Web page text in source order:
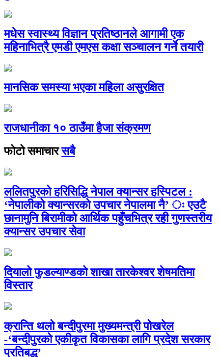
मधेस स्वास्थ्य विज्ञान प्रतिष्ठानले आगामी एक
महिनाभित्रै एमडी एमएस कक्षा सञ्चालन गर्ने तयारी
मानसिक समस्या भएका महिला असुरक्षित
राजधानीका १० ठाउँमा हैजा संक्रमण
फोटो समाचारसबै
ललितपुरको हरिसिद्धि नेपाल क्यान्सर हस्पिटल :
‘नेपालीको क्यान्सरको उपचार नेपालमा नै’ ः एउटै
छानामुनि बिरामीको आर्थिक पहुँचभित्र रही गुणस्तरीय
क्यान्सर उपचार सेवा
दियालो फुडल्याण्डको शाखा तारकेश्वर शेषमतिमा
विस्तार
क्रान्ति थलो बन्दीपुरमा मुख्यमन्त्री पोखरेल
-‘बन्दीपुरको एकीकृत विकासका लागि प्रदेश सरकार
प्रतिबद्ध’